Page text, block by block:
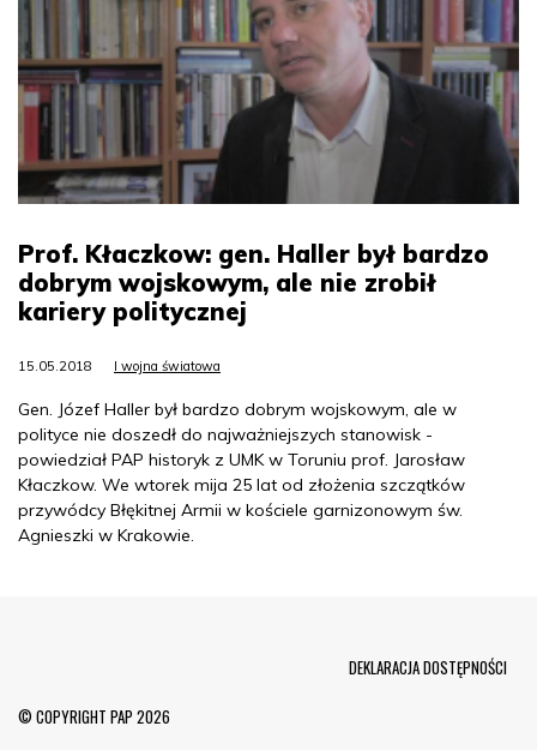
Prof. Kłaczkow: gen. Haller był bardzo
dobrym wojskowym, ale nie zrobił
kariery politycznej
15.05.2018 I wojna światowa
Gen. Józef Haller był bardzo dobrym wojskowym, ale w
polityce nie doszedł do najważniejszych stanowisk -
powiedział PAP historyk z UMK w Toruniu prof. Jarosław
Kłaczkow. We wtorek mija 25 lat od złożenia szczątków
przywódcy Błękitnej Armii w kościele garnizonowym św.
Agnieszki w Krakowie.
© COPYRIGHT PAP 2026
DEKLARACJA DOSTĘPNOŚCI